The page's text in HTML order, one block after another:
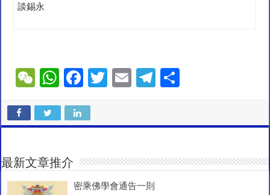
談錫永
W
C
h
at
W
at
sA
p
p
F
e
b
o
T
er
E
l
T
gr
a
e
最新文章推介
密乘佛學會通告一則